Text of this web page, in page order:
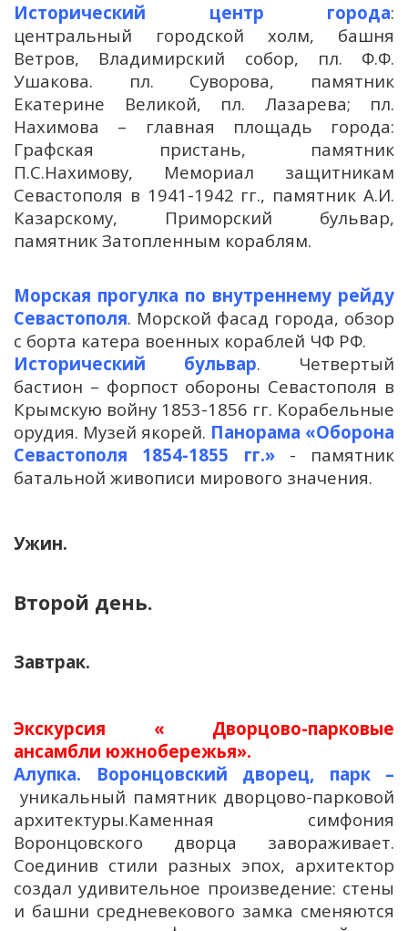
Исторический центр города:
центральный городской холм, башня
Ветров, Владимирский собор, пл. Ф.Ф.
Ушакова. пл. Суворова, памятник
Екатерине Великой, пл. Лазарева; пл.
Нахимова – главная площадь города:
Графская пристань, памятник
П.С.Нахимову, Мемориал защитникам
Севастополя в 1941-1942 гг., памятник А.И.
Казарскому, Приморский бульвар,
памятник Затопленным кораблям.
Морская прогулка по внутреннему рейду
Севастополя. Морской фасад города, обзор
с борта катера военных кораблей ЧФ РФ.
Исторический бульвар. Четвертый
бастион – форпост обороны Севастополя в
Крымскую войну 1853-1856 гг. Корабельные
орудия. Музей якорей. Панорама «Оборона
Севастополя 1854-1855 гг.»- памятник
батальной живописи мирового значения.
Ужин.
Второй день.
Завтрак.
Экскурсия « Дворцово-парковые
ансамбли южнобережья».
Алупка. Воронцовский дворец, парк –
уникальный памятник дворцово-парковой
архитектуры.Каменная симфония
Воронцовского дворца завораживает.
Соединив стили разных эпох, архитектор
создал удивительное произведение: стены
и башни средневекового замка сменяются